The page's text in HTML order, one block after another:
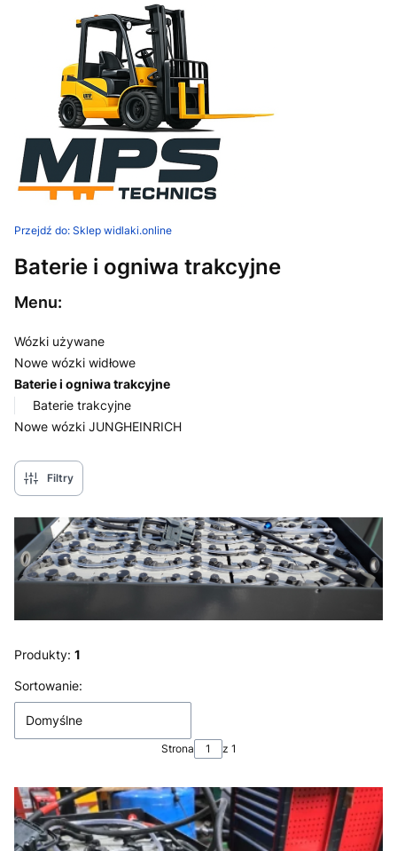
Przejdź do: Sklep widlaki.online
Baterie i ogniwa trakcyjne
Menu:
Wózki używane
Nowe wózki widłowe
Baterie i ogniwa trakcyjne
Baterie trakcyjne
Nowe wózki JUNGHEINRICH
Filtry
Produkty: 1
Lista produktów
Sortowanie:
Domyślne
Strona z 1